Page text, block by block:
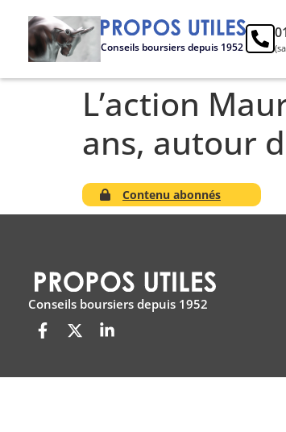
Conseils boursiers depuis 1952
L’action
ans, autour
Contenu abonnés
Conseils boursiers depuis 1952